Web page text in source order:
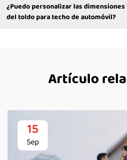
¿Puedo personalizar las
del toldo para techo de automóvil?
Artículo
15
Sep